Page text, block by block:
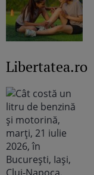
Libertatea.ro